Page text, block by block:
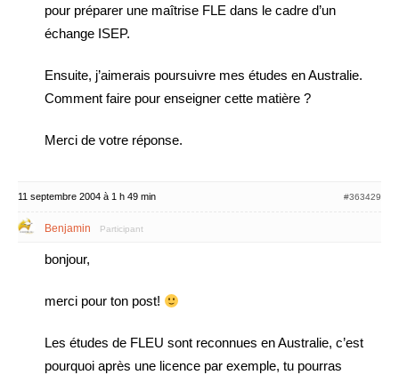
pour préparer une maîtrise FLE dans le cadre d’un
échange ISEP.
Ensuite, j’aimerais poursuivre mes études en Australie.
Comment faire pour enseigner cette matière ?
Merci de votre réponse.
11 septembre 2004 à 1 h 49 min #363429
Benjamin Participant
bonjour,
merci pour ton post!
Les études de FLEU sont reconnues en Australie, c’est
pourquoi après une licence par exemple, tu pourras